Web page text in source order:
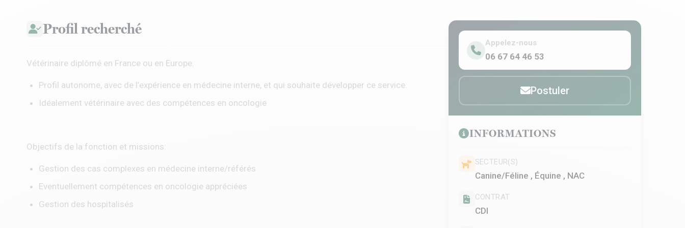
Profil recherché
Vétérinaire diplômé en France ou en Europe.
Profil autonome, avec de l’expérience en médecine interne, et qui souhaite développer ce service.
Idéalement vétérinaire avec des compétences en oncologie
Objectifs de la fonction et missions:
Gestion des cas complexes en médecine interne/référés
Eventuellement compétences en oncologie appréciées
Gestion des hospitalisés
Appelez-nous
06 67 64 46 53
Postuler
INFORMATIONS
SECTEUR(S)
Canine/Féline , Équine , NAC
CONTRAT
CDI